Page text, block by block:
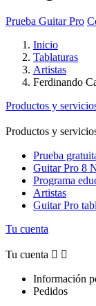
Prueba Guitar Pro
Inicio
Tablaturas
Artistas
Ferdinando
Productos y
Productos y
Prueba
Guitar Pro 8
Programa
Artistas
Guitar Pro
Tu cuenta
Tu cuenta  
Información
Pedidos